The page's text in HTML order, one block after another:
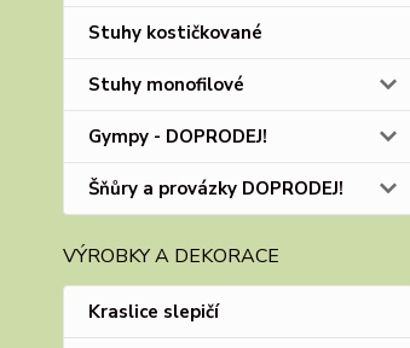
Stuhy kostičkované
Stuhy monofilové
Gympy - DOPRODEJ!
Šňůry a provázky DOPRODEJ!
VÝROBKY A DEKORACE
Kraslice slepičí